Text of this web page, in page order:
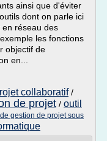
ainsi que d'éviter
dont on parle ici
réseau des
les fonctions
objectif de
en...
collaboratif/
de projet / outil
gestion de projet sous